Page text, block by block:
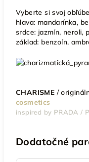
Vyberte si svoj
hlava: mandarínka,
srdce: jazmín, neroli,
základ: benzoín,
CHARISME /
cosmetics
inspired by PRADA /
Dodatočné